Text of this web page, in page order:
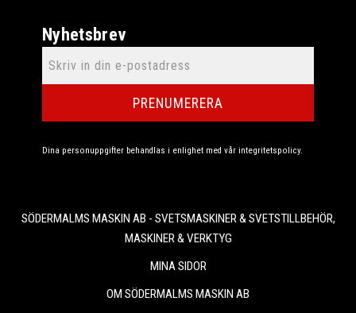
Nyhetsbrev
PRENUMERERA
Dina personuppgifter behandlas i enlighet med vår integritetspolicy.
SÖDERMALMS MASKIN AB - SVETSMASKINER & SVETSTILLBEHÖR,
MASKINER & VERKTYG
MINA SIDOR
OM SÖDERMALMS MASKIN AB